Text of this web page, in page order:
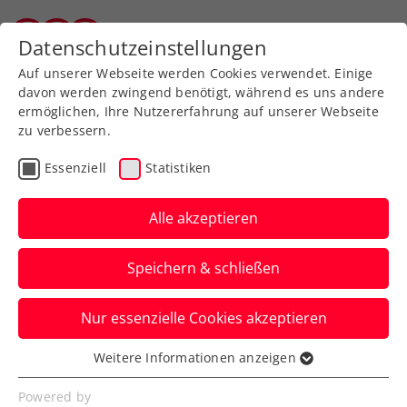
Zurück zur Newsübersicht
Turniere
NÖ Open powered by
EVN: Kopriva krönt sich
in Tulln zum Champion
Der Tscheche gewinnt das Einzelfinale
des ATP-100-Challengers gegen den Inder
Sumit Nagal in zwei Sätzen.
Verfasst von: Presseaussendung / Redaktion, 11.09.2023
Datenschutzeinstellungen
Auf unserer Webseite werden Cookies verwendet. Einige
davon werden zwingend benötigt, während es uns andere
ermöglichen, Ihre Nutzererfahrung auf unserer Webseite
zu verbessern.
Essenziell Statistiken
Alle akzeptieren
Speichern & schließen
Nur essenzielle Cookies akzeptieren
Essenziell
Essenzielle Cookies werden für grundlegende
Weitere Informationen anzeigen
Powered by